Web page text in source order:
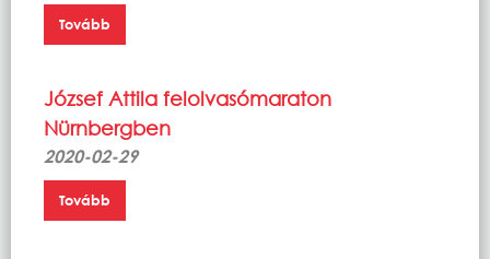
Tovább
József Attila felolvasómaraton
Nürnbergben
2020-02-29
Tovább